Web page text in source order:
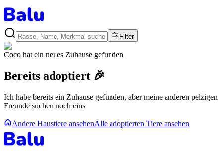
Filter
Coco hat ein neues Zuhause gefunden
Bereits adoptiert 🎉
Ich habe bereits ein Zuhause gefunden, aber meine anderen pelzigen
Freunde suchen noch eins
Andere Haustiere ansehenAlle adoptierten Tiere ansehen